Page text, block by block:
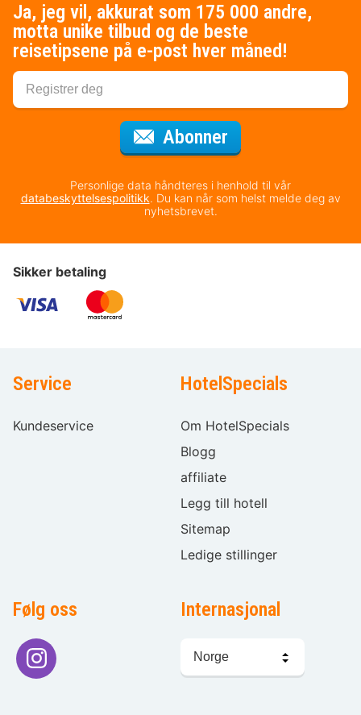
Ja, jeg vil, akkurat som 175 000 andre,
motta unike tilbud og de beste
reisetipsene på e-post hver måned!
Abonner
Personlige data håndteres i henhold til vår
databeskyttelsespolitikk. Du kan når som helst melde deg av
nyhetsbrevet.
Sikker betaling
Service
Kundeservice
HotelSpecials
Om HotelSpecials
Blogg
affiliate
Legg till hotell
Sitemap
Ledige stillinger
Følg oss Internasjonal